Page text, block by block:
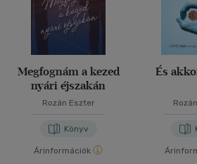
Megfognám a kezed
nyári éjszakán
Rozán Eszter
Könyv
Árinformációk
És